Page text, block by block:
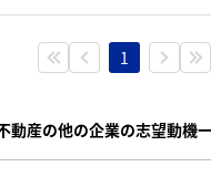
1
動産の他の企業の志望動機